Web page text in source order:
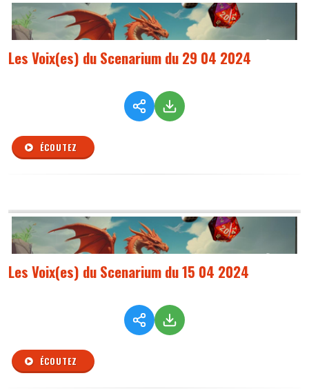
Les Voix(es) du Scenarium du 29 04 2024
ÉCOUTEZ
Les Voix(es) du Scenarium du 15 04 2024
ÉCOUTEZ